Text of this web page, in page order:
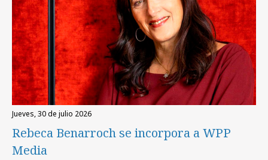
jueves, 30 de julio 2026
Rebeca Benarroch se incorpora a WPP
Media